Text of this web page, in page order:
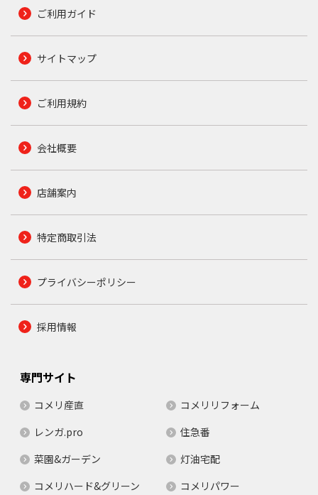
ご利用ガイド
サイトマップ
ご利用規約
会社概要
店舗案内
特定商取引法
プライバシーポリシー
採用情報
専門サイト
コメリ産直
コメリリフォーム
レンガ.pro
住急番
菜園&ガーデン
灯油宅配
コメリハード&グリーン
コメリパワー